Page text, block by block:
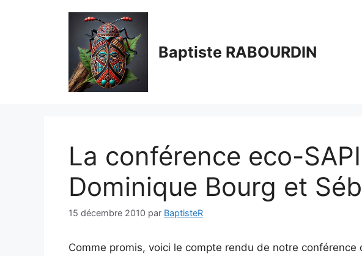
Baptiste RABOURDIN
La conférence eco-
Dominique Bourg et
15 décembre 2010 par BaptisteR
Comme promis, voici le compte rendu de notre